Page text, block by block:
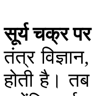
सूर्य चक्र पर
तंत्र विज्ञान
होती है। तब